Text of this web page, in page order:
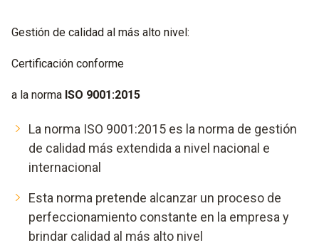
Gestión de calidad al más alto nivel:
Certificación conforme
a la norma ISO 9001:2015
La norma ISO 9001:2015 es la norma de gestión
de calidad más extendida a nivel nacional e
internacional
Esta norma pretende alcanzar un proceso de
perfeccionamiento constante en la empresa y
brindar calidad al más alto nivel